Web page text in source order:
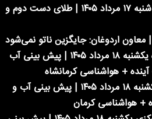
خبر فوری از قیمت طلا امروز شنبه ۱۷ مرداد ۱۴۰۵ | طلای دست دوم و
معاون اردوغان: جایگزین ناتو نمی‌شود
وضعیت هوای فردا کرمانشاه یکشنبه ۱۸ مرداد ۱۴۰۵ | پیش بینی آب
وضعیت هوای فردا کرمان یکشنبه ۱۸ مرداد ۱۴۰۵ | پیش بینی آب و